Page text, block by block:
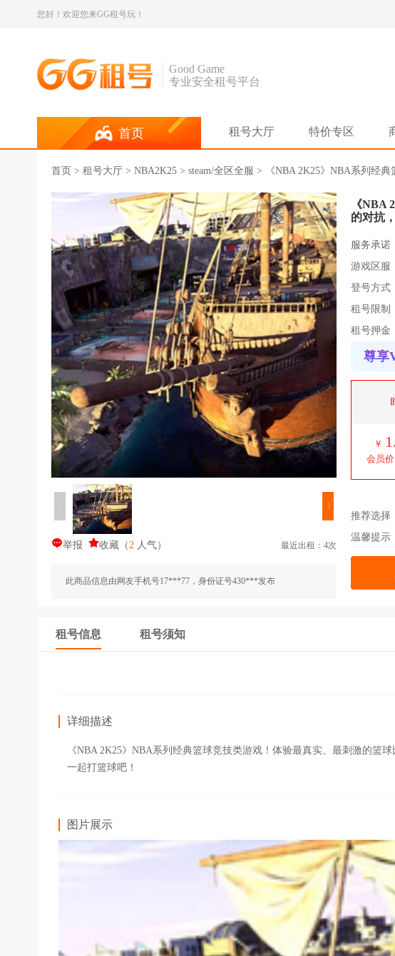
您好！欢迎您来GG租号玩！
Good Game
专业安全租号平台
首页 租号大厅 特价专区
首页 > 租号大厅 > NBA2K25 > steam/全区全服 > 《NBA 2K25》NBA系列经
〈 〉
举报 收藏 （2 人气） 最近出租：4次
此商品信息由网友手机号17***77，身份证号430***发布
《NBA
的对抗
服务承诺
游戏区服
登号方式
租号限制
租号押金
尊享
￥
会员价
推荐选择
温馨提示
租号信息 租号须知
详细描述
《NBA 2K25》NBA系列经典篮球竞技类游戏！体验最真实、最刺激的
一起打篮球吧！
图片展示